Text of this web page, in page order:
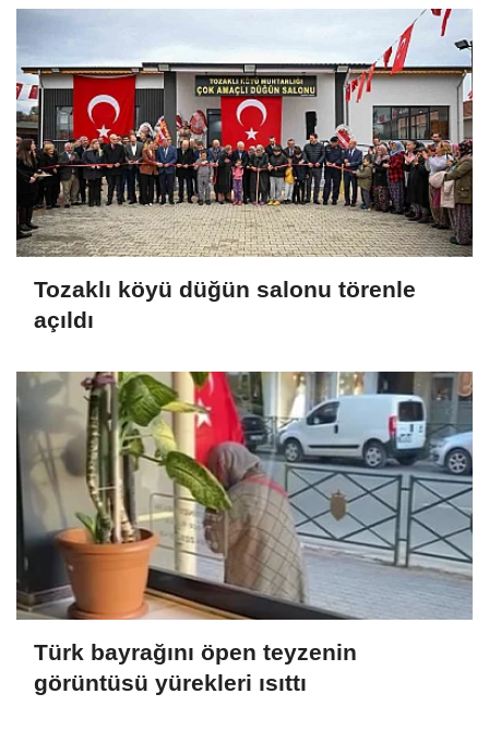
Tozaklı köyü düğün salonu törenle
açıldı
Türk bayrağını öpen teyzenin
görüntüsü yürekleri ısıttı